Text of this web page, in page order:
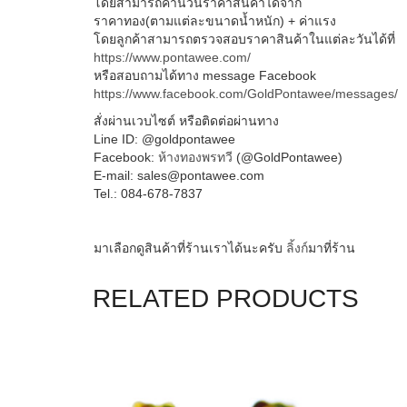
โดยสามารถคำนวนราคาสินค้าได้จาก
ราคาทอง(ตามแต่ละขนาดน้ำหนัก) + ค่าแรง
โดยลูกค้าสามารถตรวจสอบราคาสินค้าในแต่ละวันได้ที่
https://www.pontawee.com/
หรือสอบถามได้ทาง message Facebook
https://www.facebook.com/GoldPontawee/messages/
สั่งผ่านเวบไซต์ หรือติดต่อผ่านทาง
Line ID: @goldpontawee
Facebook: ห้างทองพรทวี (@GoldPontawee)
E-mail: sales@pontawee.com
Tel.: 084-678-7837
มาเลือกดูสินค้าที่ร้านเราได้นะครับ ลิ้งก์มาที่ร้าน
RELATED PRODUCTS